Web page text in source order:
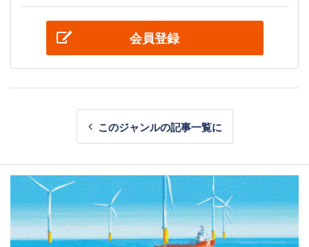
会員登録
このジャンルの記事一覧に